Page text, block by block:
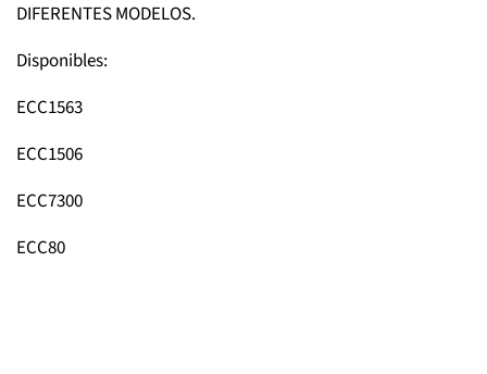
DIFERENTES MODELOS.
Disponibles:
ECC1563
ECC1506
ECC7300
ECC80